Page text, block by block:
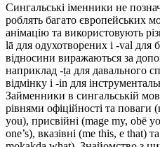
Сингальські іменники не
роблять багато європейських
анімацію та використовують
lā для одухотворених і -val для
відносини виражаються за
наприклад -ṭa для давального
відмінку і -in для
Займенники в сингальській
рівнями офіційності та
you), присвійні (mage my, obē
one’s), вказівні (me this, e that)